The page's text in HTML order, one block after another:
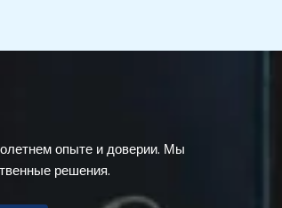
опыте и доверии. Мы
решения.